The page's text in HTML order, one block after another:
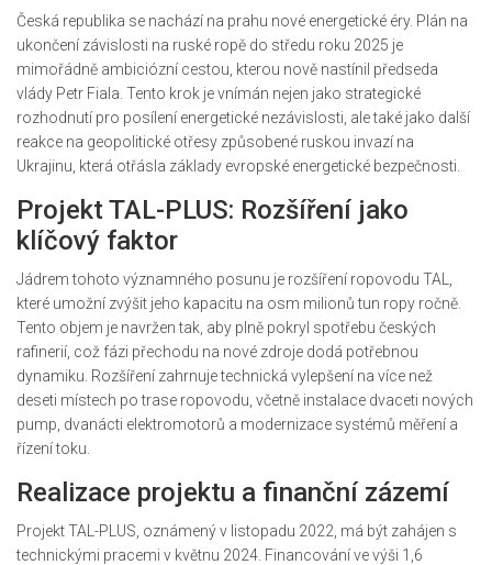
Česká republika se nachází na prahu nové energetické éry. Plán na
ukončení závislosti na ruské ropě do středu roku 2025 je
mimořádně ambiciózní cestou, kterou nově nastínil předseda
vlády Petr Fiala. Tento krok je vnímán nejen jako strategické
rozhodnutí pro posílení energetické nezávislosti, ale také jako další
reakce na geopolitické otřesy způsobené ruskou invazí na
Ukrajinu, která otřásla základy evropské energetické bezpečnosti.
Projekt TAL-PLUS: Rozšíření jako
klíčový faktor
Jádrem tohoto významného posunu je rozšíření ropovodu TAL,
které umožní zvýšit jeho kapacitu na osm milionů tun ropy ročně.
Tento objem je navržen tak, aby plně pokryl spotřebu českých
rafinerií, což fázi přechodu na nové zdroje dodá potřebnou
dynamiku. Rozšíření zahrnuje technická vylepšení na více než
deseti místech po trase ropovodu, včetně instalace dvaceti nových
pump, dvanácti elektromotorů a modernizace systémů měření a
řízení toku.
Realizace projektu a finanční zázemí
Projekt TAL-PLUS, oznámený v listopadu 2022, má být zahájen s
technickými pracemi v květnu 2024. Financování ve výši 1,6